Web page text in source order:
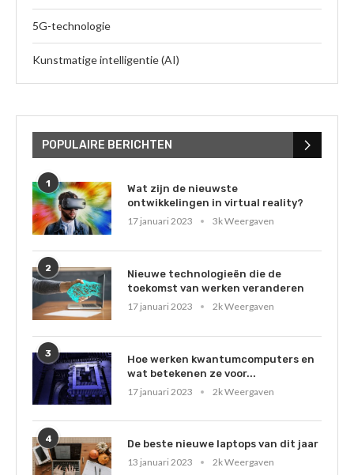
5G-technologie
Kunstmatige intelligentie (AI)
POPULAIRE BERICHTEN
1
Wat zijn de nieuwste
ontwikkelingen in virtual reality?
17 januari 2023
3k Weergaven
2
Nieuwe technologieën die de
toekomst van werken veranderen
17 januari 2023
2k Weergaven
3
Hoe werken kwantumcomputers en
wat betekenen ze voor...
17 januari 2023
2k Weergaven
4
De beste nieuwe laptops van dit jaar
13 januari 2023
2k Weergaven